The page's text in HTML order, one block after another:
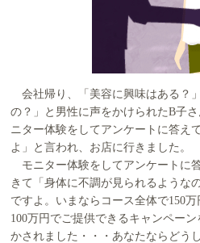
会社帰り、「美容に興味はある？
の？」と男性に声をかけられたB子
ニター体験をしてアンケートに答え
よ」と言われ、お店に行きました。
モニター体験をしてアンケートに
きて「身体に不調が見られるような
ですよ。いまならコース全体で150
100万円でご提供できるキャンペー
かされました・・・あなたならどう